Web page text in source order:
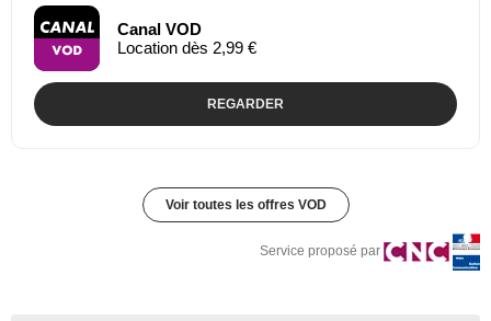
Canal VOD
Location dès 2,99 €
REGARDER
Voir toutes les offres VOD
Service proposé par